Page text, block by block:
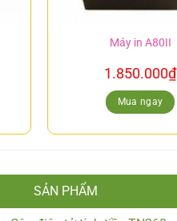
Máy in A80II
1.850.000₫
Mua ngay
SẢN PHẨM